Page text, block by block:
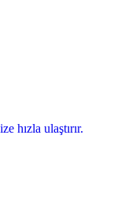
hızla ulaştırır.